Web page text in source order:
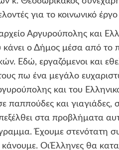
για το κοινωνικό
Αργυρούπολης και
ο Δήμος μέσα από το
Εδώ, εργαζόμενοι και
πω ένα μεγάλο
και του
παππούδες και γιαγιάδες,
στα προβλήματα
Έχουμε στενότατη
ΟιΈλληνες θα